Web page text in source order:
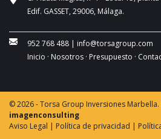
Edif. GASSET, 29006, Málaga.
952 768 488 | info@torsagroup.com
Inicio · Nosotros · Presupuesto ·
© 2026 - Torsa Group Inversiones
imagenconsulting
Aviso Legal | Política de privacidad |